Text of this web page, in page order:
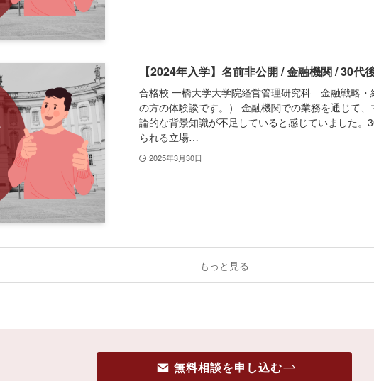
【2024年入学】名前非公開 / 金融機関 / 30代
合格校 一橋大学大学院経営管理研究科 金融戦略・
の方の体験談です。） 金融機関での業務を通じて
論的な背景知識が不足していると感じていました
られる立場…
2025年3月30日
もっと見る
無料相談を申し込む